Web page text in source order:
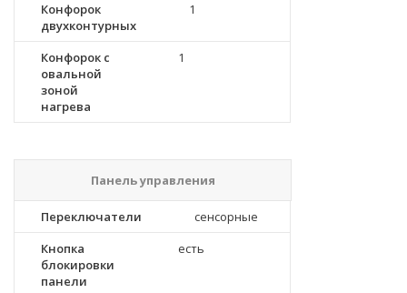
Конфорок
двухконтурных
1
Конфорок с
овальной
зоной
нагрева
1
Панель управления
Переключатели
сенсорные
Кнопка
блокировки
панели
есть